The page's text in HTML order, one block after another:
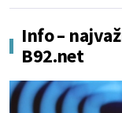
Info –
B92.net